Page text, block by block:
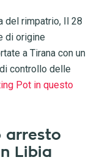
del rimpatrio, Il 28
di origine
a Tirana con un
controllo delle
Pot in questo
arresto
Libia